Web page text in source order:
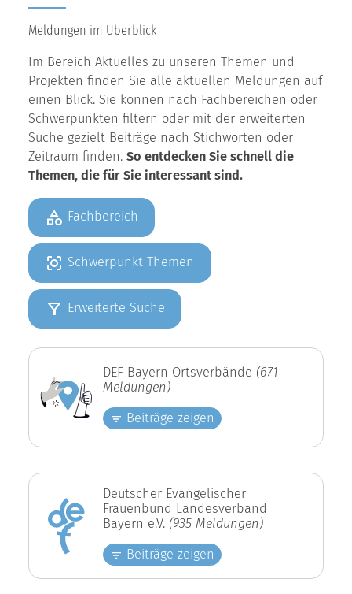
Meldungen im Überblick
Im Bereich Aktuelles zu unseren Themen und
Projekten finden Sie alle aktuellen Meldungen auf
einen Blick. Sie können nach Fachbereichen oder
Schwerpunkten filtern oder mit der erweiterten
Suche gezielt Beiträge nach Stichworten oder
Zeitraum finden. So entdecken Sie schnell die
Themen, die für Sie interessant sind.
Fachbereich
Schwerpunkt-Themen
Erweiterte Suche
DEF Bayern Ortsverbände (671
Meldungen)
Beiträge zeigen
Deutscher Evangelischer
Frauenbund Landesverband
Bayern e.V. (935 Meldungen)
Beiträge zeigen